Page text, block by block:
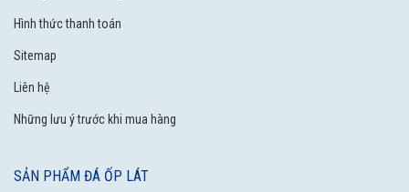
Hình thức thanh toán
Sitemap
Liên hệ
Những lưu ý trước khi mua hàng
SẢN PHẨM ĐÁ ỐP LÁT